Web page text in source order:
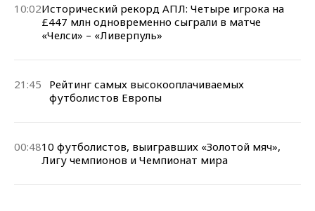
10:02Исторический рекорд АПЛ: Четыре игрока на
£447 млн одновременно сыграли в матче
«Челси» – «Ливерпуль»
21:45
Рейтинг самых высокооплачиваемых
футболистов Европы
00:4810 футболистов, выигравших «Золотой мяч»,
Лигу чемпионов и Чемпионат мира